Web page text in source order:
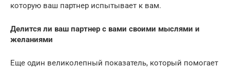
которую ваш партнер испытывает к вам.
Делится ли ваш партнер с вами своими мыслями и
желаниями
Еще один великолепный показатель, который помогает